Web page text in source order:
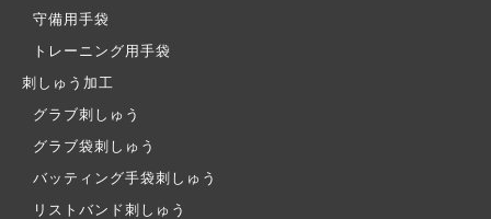
守備用手袋
トレーニング用手袋
刺しゅう加工
グラブ刺しゅう
グラブ袋刺しゅう
バッティング手袋刺しゅう
リストバンド刺しゅう